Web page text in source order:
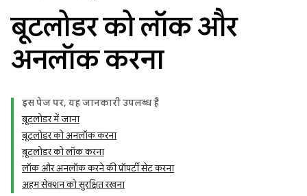
बूटलोडर को लॉक और
अनलॉक करना
इस पेज पर, यह जानकारी उपलब्ध है
बूटलोडर में जाना
बूटलोडर को अनलॉक करना
बूटलोडर को लॉक करना
लॉक और अनलॉक करने की प्रॉपर्टी सेट करना
अहम सेक्शन को सुरक्षित रखना